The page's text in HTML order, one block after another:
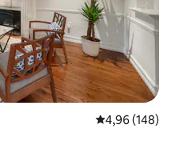
Priemerné
4,96 (148)